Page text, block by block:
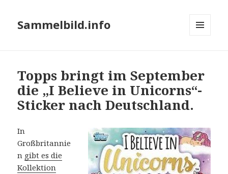
Sammelbild.info
Topps bringt im September
die „I Believe in Unicorns“-
Sticker nach Deutschland.
In
Großbritannie
n gibt es die
Kollektion